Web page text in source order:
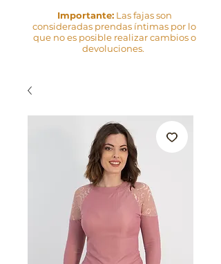
Importante:Las fajas son
consideradas prendas íntimas por lo
que no es posible realizar cambios o
devoluciones.